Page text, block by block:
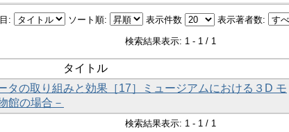
: ソート順: 表示件数 表示著者数:
検索結果表示: 1 - 1 / 1
タイトル
タの取り組みと効果［17］ミュージアムにおける３D モ
館の場合－
検索結果表示: 1 - 1 / 1